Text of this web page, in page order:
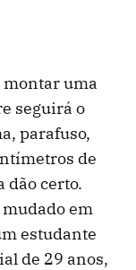
montar uma
seguirá o
parafuso,
de
dão certo.
em
estudante
de 29 anos,